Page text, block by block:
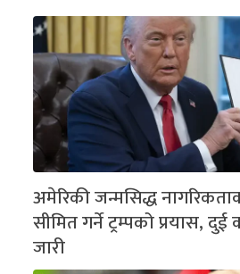
अमेरिकी जन्मसिद्ध
सीमित गर्ने ट्रम्पको प्रयास,
जारी